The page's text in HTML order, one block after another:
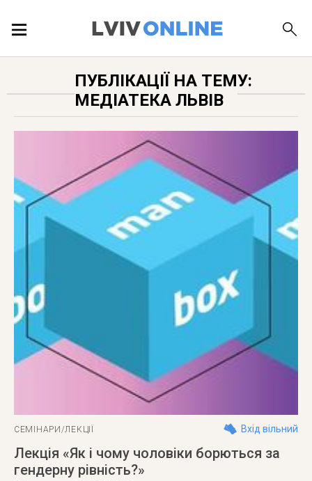
ЛОКАЦІЇ
ПУБЛІКАЦІЇ
ДОВІДКА
ПУБЛІКАЦІЇ НА ТЕМУ:
МЕДІАТЕКА ЛЬВІВ
СЕМІНАРИ/ЛЕКЦІЇ Вхід вільний
Лекція «Як і чому чоловіки борються за
гендерну рівність?»